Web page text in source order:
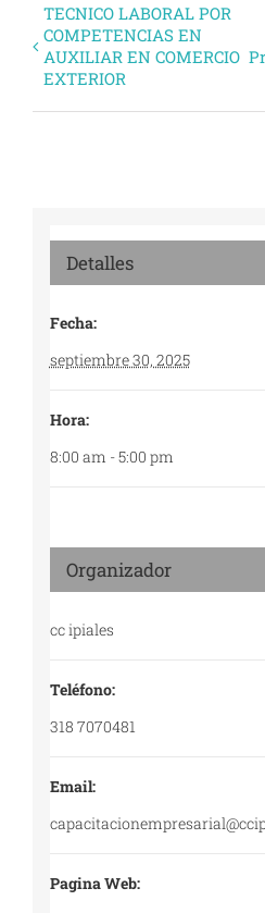
Evento
Navegación
TECNICO LABORAL POR
COMPETENCIAS EN
AUXILIAR EN COMERCIO
EXTERIOR
Detalles
Fecha:
septiembre 30, 2025
Hora:
8:00 am - 5:00 pm
Organizador
cc ipiales
Teléfono:
318 7070481
Email:
Pagina Web: